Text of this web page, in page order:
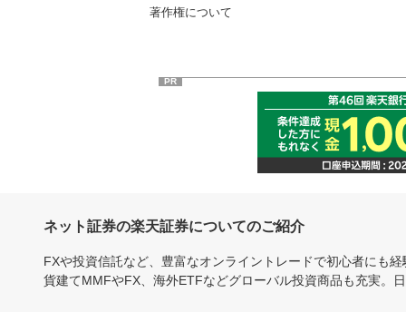
著作権について
PR
ネット証券の楽天証券についてのご紹介
FXや投資信託など、豊富なオンライントレードで初心者にも
貨建てMMFやFX、海外ETFなどグローバル投資商品も充実。